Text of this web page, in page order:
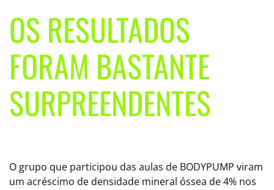
OS RESULTADOS
FORAM BASTANTE
SURPREENDENTES
O grupo que participou das aulas de BODYPUMP viram
um acréscimo de densidade mineral óssea de 4% nos